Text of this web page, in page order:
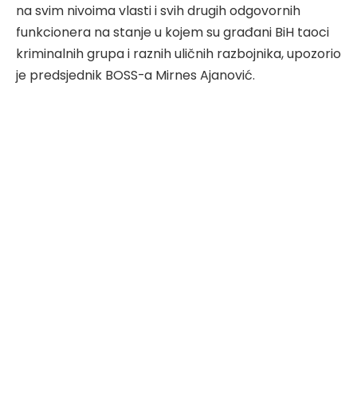
na svim nivoima vlasti i svih drugih odgovornih
funkcionera na stanje u kojem su građani BiH taoci
kriminalnih grupa i raznih uličnih razbojnika, upozorio
je predsjednik BOSS-a Mirnes Ajanović.